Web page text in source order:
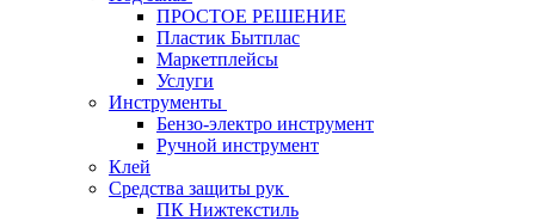
ПРОСТОЕ РЕШЕНИЕ
Пластик Бытплас
Маркетплейсы
Услуги
Инструменты
Бензо-электро инструмент
Ручной инструмент
Клей
Средства защиты рук
ПК Нижтекстиль